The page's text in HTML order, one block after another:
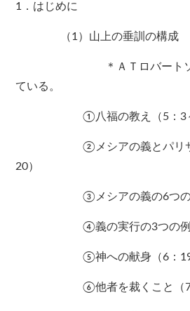
1．はじめに
（1）山上の垂訓の構成
＊ＡＴロバートソンは
ている。
①八福の教え（5：3～
②メシアの義とパリサイ
20）
③メシアの義の6つの例
④義の実行の3つの例（6
⑤神への献身（6：19
⑥他者を裁くこと（7：